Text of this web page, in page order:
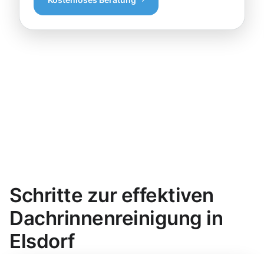
Schritte zur effektiven
Dachrinnenreinigung in
Elsdorf